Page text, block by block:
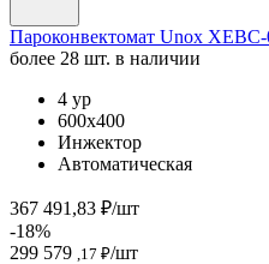
Пароконвектомат Unox
более 28 шт. в наличии
4 ур
600х400
Инжектор
Автоматическая
367 491,83 ₽/шт
-18%
299 579 ,17 ₽/шт